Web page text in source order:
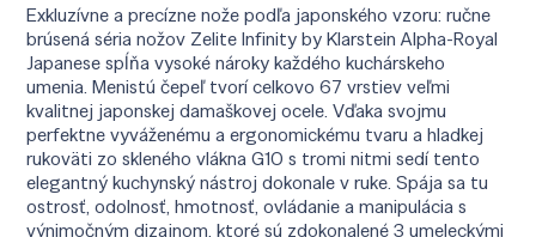
Exkluzívne a precízne nože podľa japonského vzoru: ručne
brúsená séria nožov Zelite Infinity by Klarstein Alpha-Royal
Japanese spĺňa vysoké nároky každého kuchárskeho
umenia. Menistú čepeľ tvorí celkovo 67 vrstiev veľmi
kvalitnej japonskej damaškovej ocele. Vďaka svojmu
perfektne vyváženému a ergonomickému tvaru a hladkej
rukoväti zo skleného vlákna G10 s tromi nitmi sedí tento
elegantný kuchynský nástroj dokonale v ruke. Spája sa tu
ostrosť, odolnosť, hmotnosť, ovládanie a manipulácia s
výnimočným dizajnom, ktoré sú zdokonalené 3 umeleckými